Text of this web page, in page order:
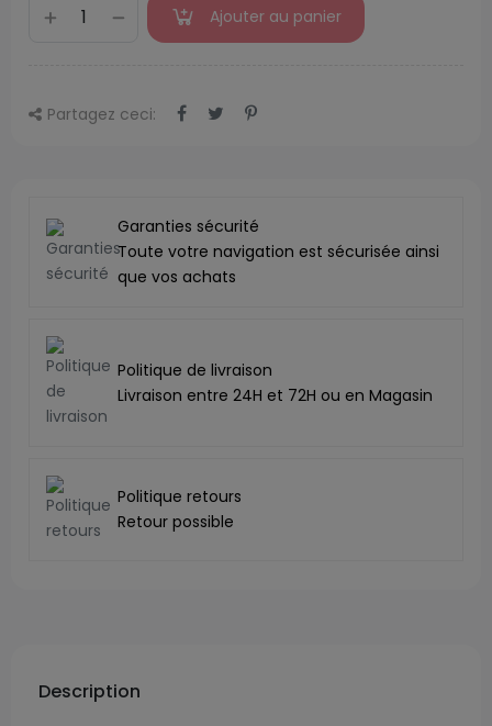
Ajouter au panier
Partagez ceci:
Garanties sécurité
Toute votre navigation est sécurisée ainsi
que vos achats
Politique de livraison
Livraison entre 24H et 72H ou en Magasin
Politique retours
Retour possible
Description